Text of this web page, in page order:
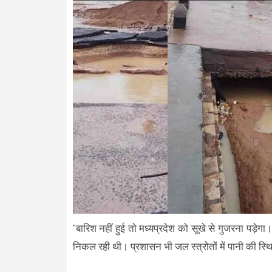
"बारिश नहीं हुई तो मध्यप्रदेश को सूखे से गुजरना
निकल रही थी। प्रशासन भी जल स्त्रोतों में पानी की